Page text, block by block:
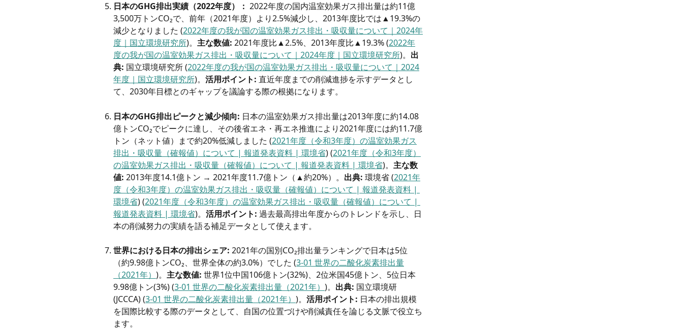
日本のGHG排出実績（2022年度）： 2022年度の国内温室効果ガス排出量は約11億
3,500万トンCO₂で、前年（2021年度）より2.5%減少し、2013年度比では▲19.3%の
減少となりました (2022年度の我が国の温室効果ガス排出・吸収量について｜2024年
度｜国立環境研究所)。 主な数値: 2021年度比▲2.5%、2013年度比▲19.3% (2022年
度の我が国の温室効果ガス排出・吸収量について｜2024年度｜国立環境研究所)。 出
典: 国立環境研究所 (2022年度の我が国の温室効果ガス排出・吸収量について｜2024
年度｜国立環境研究所)。 活用ポイント: 直近年度までの削減進捗を示すデータとし
て、2030年目標とのギャップを議論する際の根拠になります。
日本のGHG排出ピークと減少傾向: 日本の温室効果ガス排出量は2013年度に約14.08
億トンCO₂でピークに達し、その後省エネ・再エネ推進により2021年度には約11.7億
トン（ネット値）まで約20%低減しました (2021年度（令和3年度）の温室効果ガス
排出・吸収量（確報値）について | 報道発表資料 | 環境省) (2021年度（令和3年度）
の温室効果ガス排出・吸収量（確報値）について | 報道発表資料 | 環境省)。 主な数
値: 2013年度14.1億トン → 2021年度11.7億トン（▲約20%）。 出典: 環境省 (2021年
度（令和3年度）の温室効果ガス排出・吸収量（確報値）について | 報道発表資料 |
環境省) (2021年度（令和3年度）の温室効果ガス排出・吸収量（確報値）について |
報道発表資料 | 環境省)。 活用ポイント: 過去最高排出年度からのトレンドを示し、日
本の削減努力の実績を語る補足データとして使えます。
世界における日本の排出シェア: 2021年の国別CO₂排出量ランキングで日本は5位
（約9.98億トンCO₂、世界全体の約3.0%）でした (3-01 世界の二酸化炭素排出量
（2021年） )。 主な数値: 世界1位中国106億トン(32%)、2位米国45億トン、5位日本
9.98億トン(3%) (3-01 世界の二酸化炭素排出量（2021年） )。 出典: 国立環境研
(JCCCA) (3-01 世界の二酸化炭素排出量（2021年） )。 活用ポイント: 日本の排出規模
を国際比較する際のデータとして、自国の位置づけや削減責任を論じる文脈で役立ち
ます。